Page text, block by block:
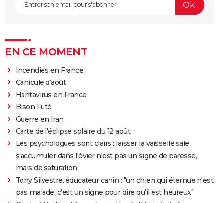
EN CE MOMENT
Incendies en France
Canicule d'août
Hantavirus en France
Bison Futé
Guerre en Iran
Carte de l'éclipse solaire du 12 août
Les psychologues sont clairs : laisser la vaisselle sale
s'accumuler dans l'évier n'est pas un signe de paresse,
mais de saturation
Tony Silvestre, éducateur canin : "un chien qui éternue n'est
pas malade, c'est un signe pour dire qu'il est heureux"